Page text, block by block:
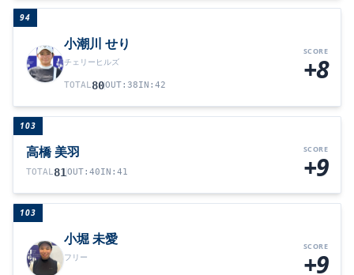
94
小潮川 せり
チェリーヒルズ
TOTAL80OUT: 38IN : 42
SCORE
+8
103
高橋 美羽
TOTAL81 OUT: 40IN : 41
SCORE
+9
103
小堀 未愛
フリー
SCORE
+9